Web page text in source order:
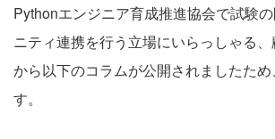
Pythonエンジニア育成推進協会で試験
ニティ連携を行う立場にいらっしゃる
から以下のコラムが公開されましたため
す。